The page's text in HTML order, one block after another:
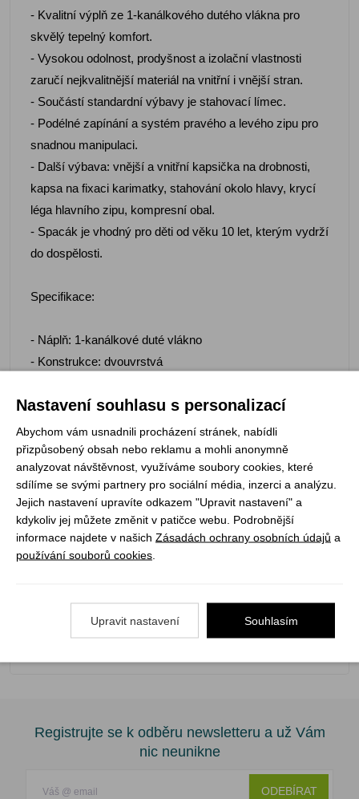
- Kvalitní výplň ze 1-kanálkového dutého vlákna pro
skvělý tepelný komfort.
- Vysokou odolnost, prodyšnost a izolační vlastnosti
zaručí nejkvalitnější materiál na vnitřní i vnější stran.
- Součástí standardní výbavy je stahovací límec.
- Podélné zapínání a systém pravého a levého zipu pro
snadnou manipulaci.
- Další výbava: vnější a vnitřní kapsička na drobnosti,
kapsa na fixaci karimatky, stahování okolo hlavy, krycí
léga hlavního zipu, kompresní obal.
- Spacák je vhodný pro děti od věku 10 let, kterým vydrží
do dospělosti.
Specifikace:
- Náplň: 1-kanálkové duté vlákno
- Konstrukce: dvouvrstvá
- Vnější materiál: 210T Polyester Hexagonal Ripstop
- Příslušenství: kompresní obal
- Hmotnost: 1200 g
- Doporučená maximální výška dítěte: 165 cm
- Rozměr sbalený: 35 x 20 cm
- Rozměr: 80 x 190 cm
Teplotní určení:
- comfort: 5°C
- extreme: -10°C
Registrujte se k odběru newsletteru a už Vám
nic neunikne
ODEBÍRAT
Nastavení souhlasu s personalizací
Abychom vám usnadnili procházení stránek, nabídli
přizpůsobený obsah nebo reklamu a mohli anonymně
analyzovat návštěvnost, využíváme soubory cookies, které
sdílíme se svými partnery pro sociální média, inzerci a analýzu.
Jejich nastavení upravíte odkazem "Upravit nastavení" a
kdykoliv jej můžete změnit v patičce webu. Podrobnější
informace najdete v našich Zásadách ochrany osobních údajů a
používání souborů cookies
Upravit nastavení Souhlasím